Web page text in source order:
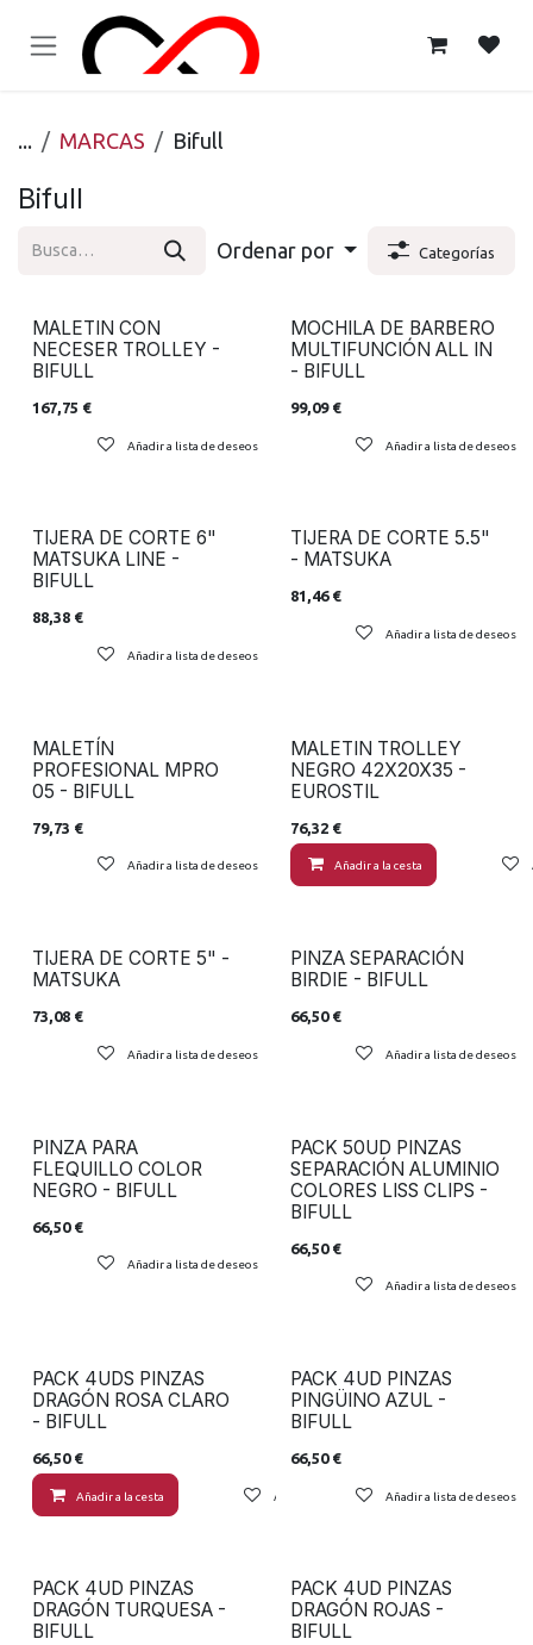
... MARCAS Bifull
Bifull
Ordenar por Categorías
MALETIN CON
NECESER TROLLEY -
BIFULL
167,75 €
Añadir a lista de deseos
MOCHILA DE BARBERO
MULTIFUNCIÓN ALL IN
- BIFULL
99,09€
Añadir a lista de deseos
TIJERA DE CORTE 6"
MATSUKA LINE -
BIFULL
88,38 €
Añadir a lista de deseos
TIJERA DE CORTE 5.5"
- MATSUKA
81,46€
Añadir a lista de deseos
MALETÍN
PROFESIONAL MPRO
05 - BIFULL
79,73 €
Añadir a lista de deseos
MALETIN TROLLEY
NEGRO 42X20X35 -
EUROSTIL
76,32€
Añadir a la cesta
TIJERA DE CORTE 5" -
MATSUKA
73,08 €
Añadir a lista de deseos
PINZA SEPARACIÓN
BIRDIE - BIFULL
66,50€
Añadir a lista de deseos
PINZA PARA
FLEQUILLO COLOR
NEGRO - BIFULL
66,50€
Añadir a lista de deseos
PACK 50UD PINZAS
SEPARACIÓN ALUMINIO
COLORES LISS CLIPS -
BIFULL
66,50€
Añadir a lista de deseos
PACK 4UDS PINZAS
DRAGÓN ROSA CLARO
- BIFULL
66,50€
Añadir a la cesta Añadir a lista de deseos
PACK 4UD PINZAS
PINGÜINO AZUL -
BIFULL
66,50€
Añadir a lista de deseos
PACK 4UD PINZAS
DRAGÓN TURQUESA -
BIFULL
PACK 4UD PINZAS
DRAGÓN ROJAS -
BIFULL